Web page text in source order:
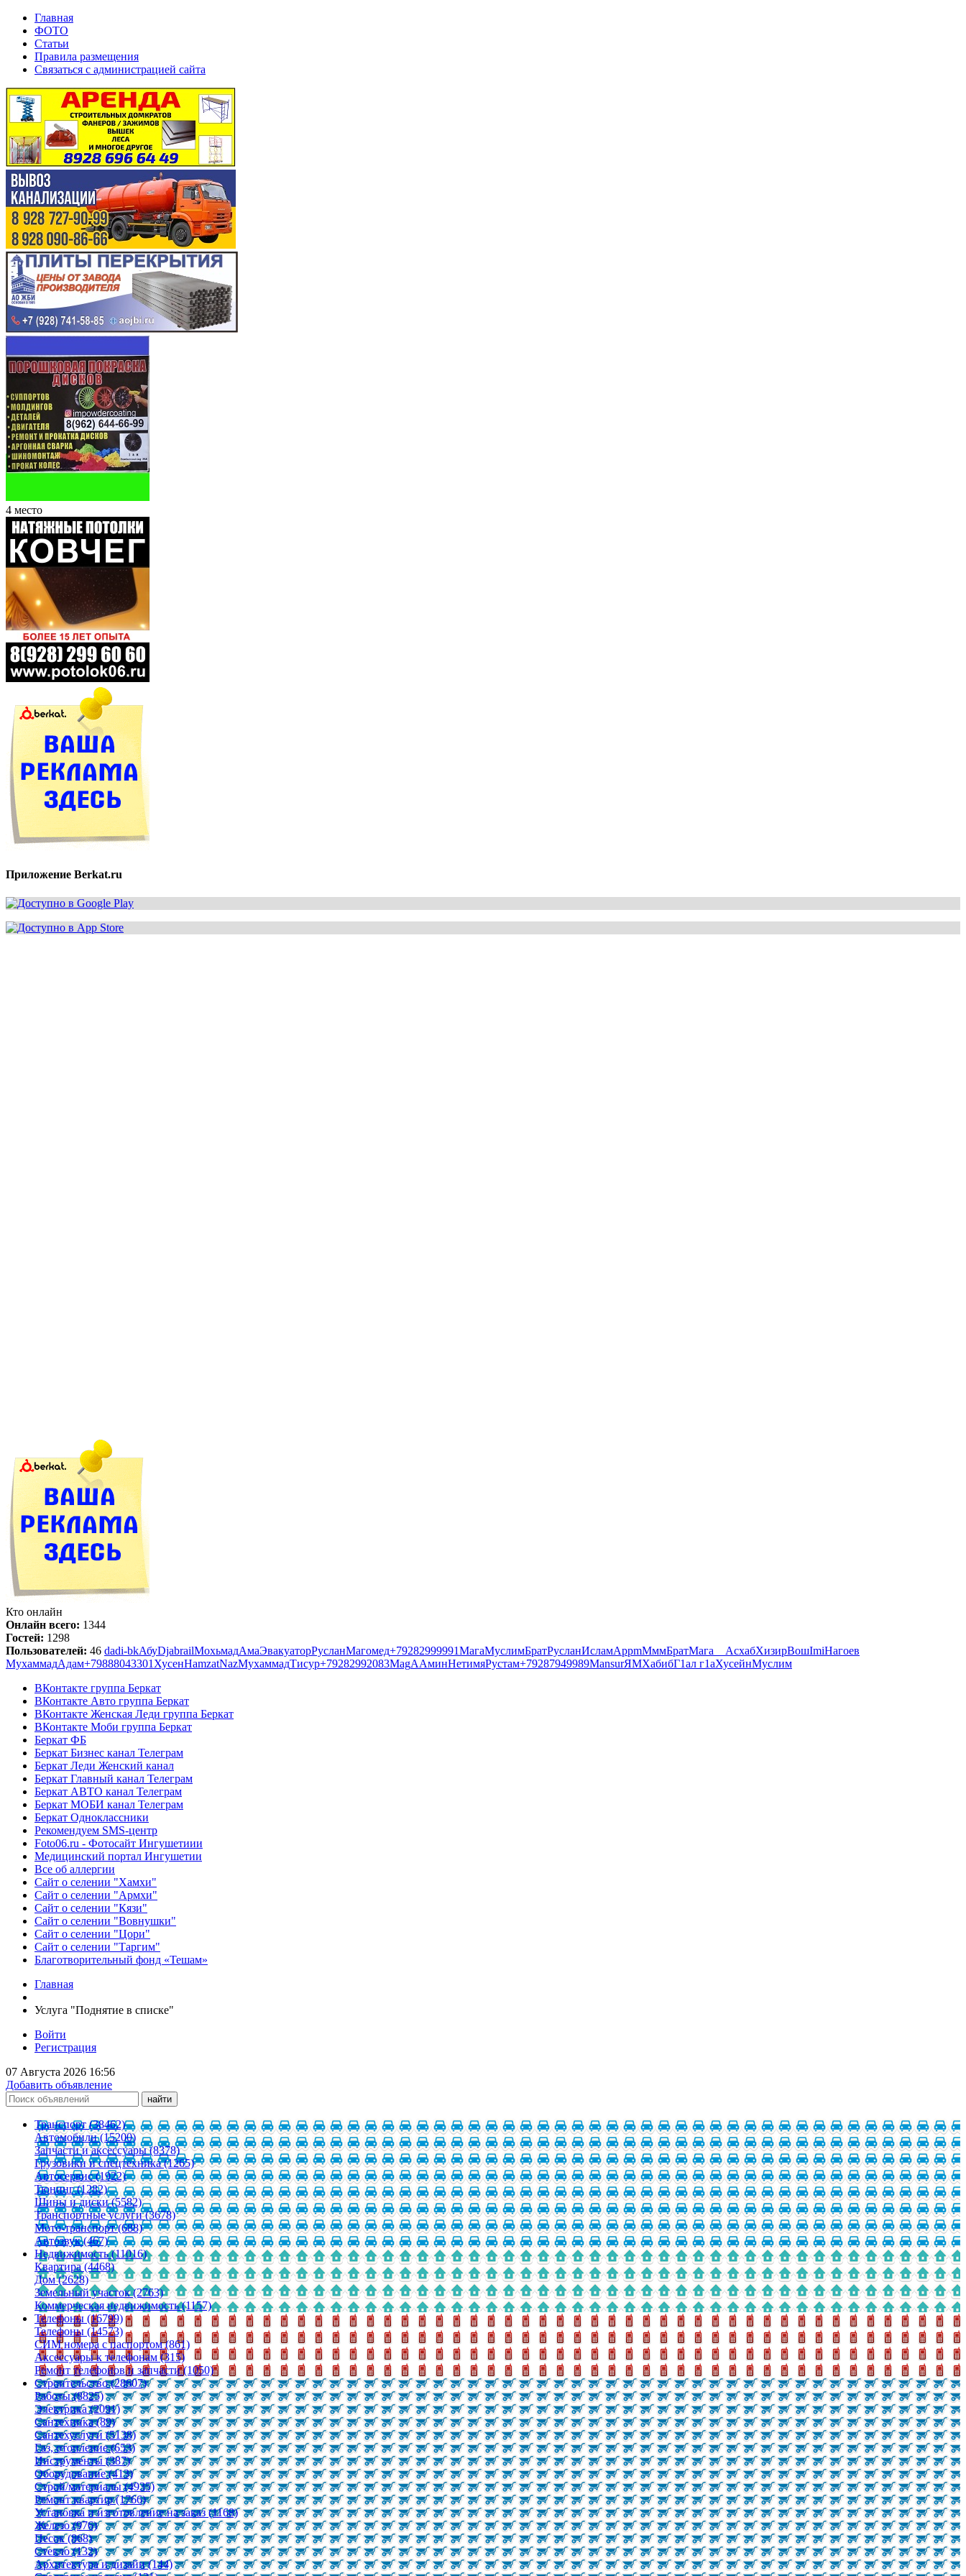
Главная
ФОТО
Статьи
Правила размещения
Связаться с администрацией сайта
4 место
Приложение Berkat.ru
Кто онлайн
Онлайн всего: 1344
Гостей: 1298
Пользователей: 46 dadi-bkАбуDjabrailМохьмадАмаЭвакуаторРусланМагомед+79282999991МагаМуслимБратРусланИсламAppmМммБратМага АсхабХизирВошImiНагоев
МухаммадАдам+79888043301 ХусенHamzatNazМухаммадТисур+79282992083MagААминНетимяРустам+79287949989MansurЯМХабибГ1ал г1аХусейнМуслим
ВКонтакте группа Беркат
ВКонтакте Авто группа Беркат
ВКонтакте Женская Леди группа Беркат
ВКонтакте Моби группа Беркат
Беркат ФБ
Беркат Бизнес канал Телеграм
Беркат Леди Женский канал
Беркат Главный канал Телеграм
Беркат АВТО канал Телеграм
Беркат МОБИ канал Телеграм
Беркат Одноклассники
Рекомендуем SMS-центр
Foto06.ru - Фотосайт Ингушетиии
Медицинский портал Ингушетии
Все об аллергии
Сайт о селении "Хамхи"
Сайт о селении "Армхи"
Сайт о селении "Кязи"
Сайт о селении "Вовнушки"
Сайт о селении "Цори"
Сайт о селении "Таргим"
Благотворительный фонд «Тешам»
Главная
Услуга "Поднятие в списке"
Войти
Регистрация
07 Августа 2026 16:56
Добавить объявление
Транспорт (38462)
Автомобили (15200)
Запчасти и аксессуары (8378)
Грузовики и спецтехника (1265)
Автосервис (1922)
Тюнинг (1282)
Шины и диски (5582)
Транспортные услуги (3678)
Мото-транспорт (688)
Автозвук (467)
Недвижимость (11016)
Квартира (4468)
Дом (2628)
Земельный участок (2763)
Коммерческая недвижимость (1157)
Телефоны (16799)
Телефоны (14573)
СИМ номера с паспортом (861)
Аксессуары к телефонам (315)
Ремонт телефонов и запчасти (1050)
Строительство (28607)
Работы (8825)
Электрика (2091)
Сантехника (89)
Сантехуслуги (5138)
Газ, отопление (653)
Инструменты (387)
Оборудование (413)
Строй/материалы (4935)
Ремонт квартир (1766)
Установка и изготовление на заказ (1168)
Железо (976)
Песок (868)
Стекло (132)
Архитектура и дизайн (144)